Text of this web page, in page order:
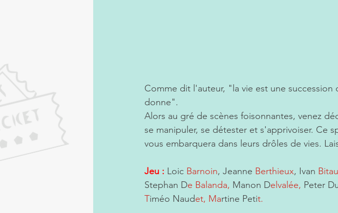
Comme dit l'auteur, "la vie est une
donne".
Alors au gré de scènes foisonnantes, venez
se manipuler, se détester et s'apprivoiser. Ce
vous embarquera dans leurs drôles de vies.
Jeu : Loic Barnoin, Jeanne Berthieux, Ivan
Stephan De Balanda, Manon Delvalée, Peter
Timéo Naudet, Martine Petit.